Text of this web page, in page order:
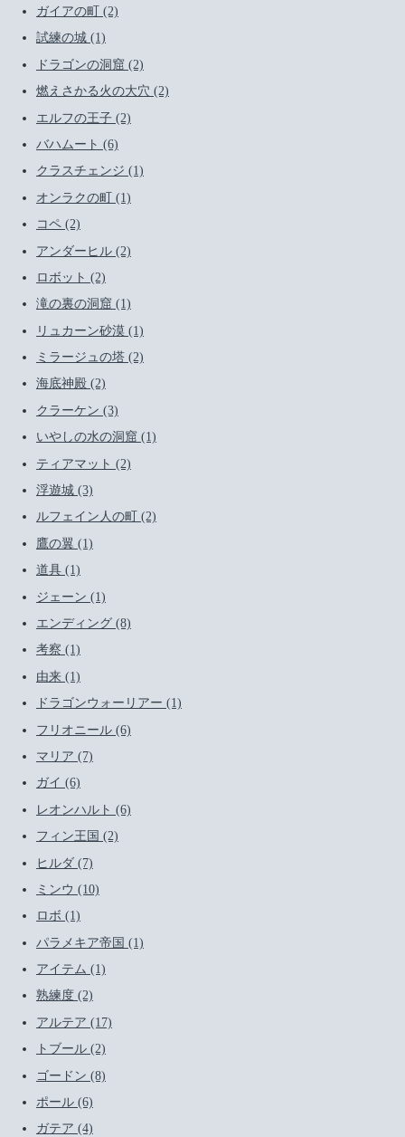
ガイアの町 (2)
試練の城 (1)
ドラゴンの洞窟 (2)
燃えさかる火の大穴 (2)
エルフの王子 (2)
バハムート (6)
クラスチェンジ (1)
オンラクの町 (1)
コペ (2)
アンダーヒル (2)
ロボット (2)
滝の裏の洞窟 (1)
リュカーン砂漠 (1)
ミラージュの塔 (2)
海底神殿 (2)
クラーケン (3)
いやしの水の洞窟 (1)
ティアマット (2)
浮遊城 (3)
ルフェイン人の町 (2)
鷹の翼 (1)
道具 (1)
ジェーン (1)
エンディング (8)
考察 (1)
由来 (1)
ドラゴンウォーリアー (1)
フリオニール (6)
マリア (7)
ガイ (6)
レオンハルト (6)
フィン王国 (2)
ヒルダ (7)
ミンウ (10)
ロボ (1)
パラメキア帝国 (1)
アイテム (1)
熟練度 (2)
アルテア (17)
トブール (2)
ゴードン (8)
ポール (6)
ガテア (4)